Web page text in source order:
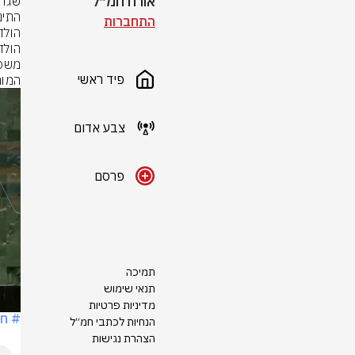
התחברות
פיד ראשי
צבע אדום
פרסם
תמיכה
תנאי שימוש
מדיניות פרטיות
הנחיות לכתבי חמ״ל
הצהרת נגישות
#